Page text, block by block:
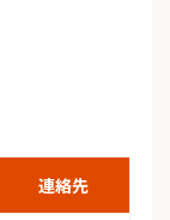
連絡先